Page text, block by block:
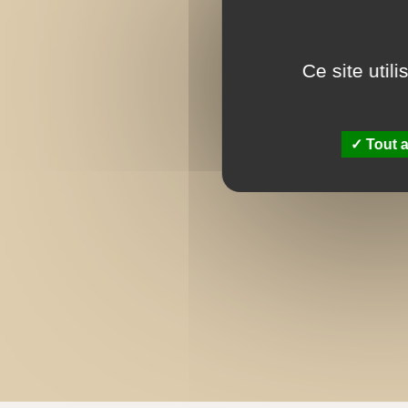
Ce site
Tout